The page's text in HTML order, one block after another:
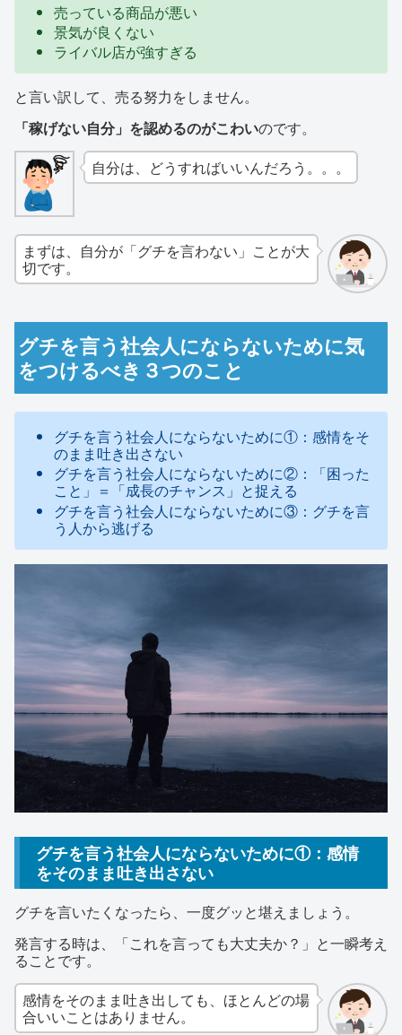
売っている商品が悪い
景気が良くない
ライバル店が強すぎる
と言い訳して、売る努力をしません。
「稼げない自分」を認めるのがこわいのです。
自分は、どうすればいいんだろう。。。
まずは、自分が「グチを言わない」ことが大
切です。
グチを言う社会人にならないために気
をつけるべき３つのこと
グチを言う社会人にならないために①：感情をそ
のまま吐き出さない
グチを言う社会人にならないために②：「困った
こと」＝「成長のチャンス」と捉える
グチを言う社会人にならないために③：グチを言
う人から逃げる
グチを言う社会人にならないために①：感情
をそのまま吐き出さない
グチを言いたくなったら、一度グッと堪えましょう。
発言する時は、「これを言っても大丈夫か？」と一瞬考え
ることです。
感情をそのまま吐き出しても、ほとんどの場
合いいことはありません。